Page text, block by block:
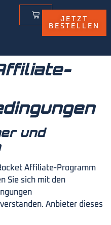
JETZT
BESTELLEN
und
Affiliate-Programm
Sie sich mit den
Anbieter dieses